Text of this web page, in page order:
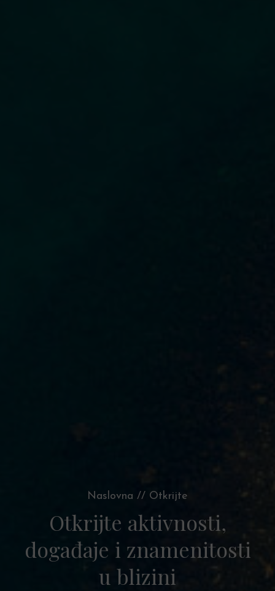
Naslovna // Otkrijte
Otkrijte aktivnosti,
događaje i znamenitosti
u blizini